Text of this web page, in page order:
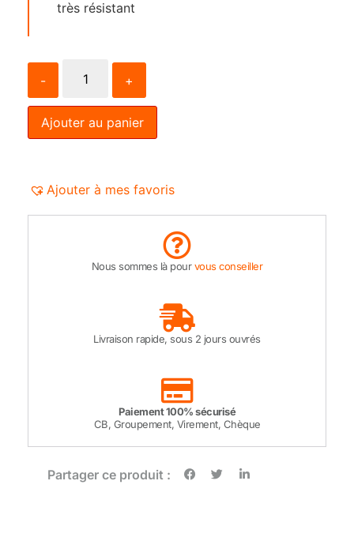
très résistant
- +
Ajouter au panier
Ajouter à mes favoris
Nous sommes là pourvous conseiller
Livraison rapide, sous 2 jours ouvrés
Paiement 100% sécurisé
CB, Groupement, Virement, Chèque
Partager ce produit :